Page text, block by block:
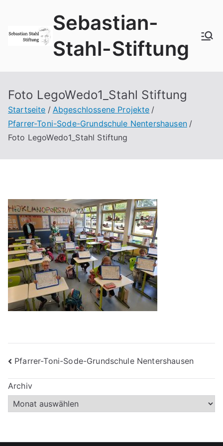
springen
Sebastian-
Stahl-Stiftung
Foto LegoWedo1_Stahl Stiftung
Startseite
Abgeschlossene Projekte
Pfarrer-Toni-Sode-Grundschule Nentershausen
Foto LegoWedo1_Stahl Stiftung
Beitragsnavigation
Pfarrer-Toni-Sode-Grundschule Nentershausen
Archiv